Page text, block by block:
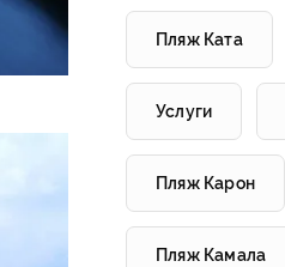
Пляж Ката
Услуги
Пляж Карон
Пляж Камала